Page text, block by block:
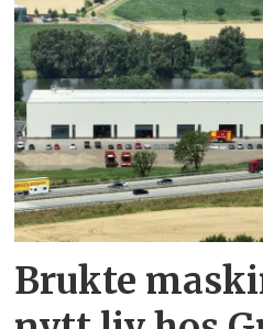
Brukte